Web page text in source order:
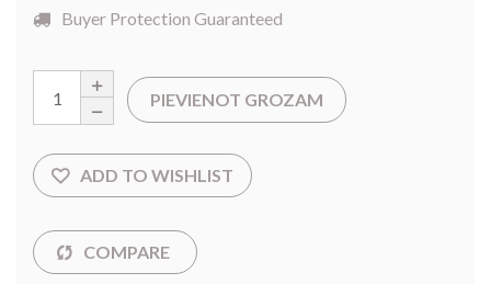
Buyer Protection Guaranteed
PIEVIENOT GROZAM